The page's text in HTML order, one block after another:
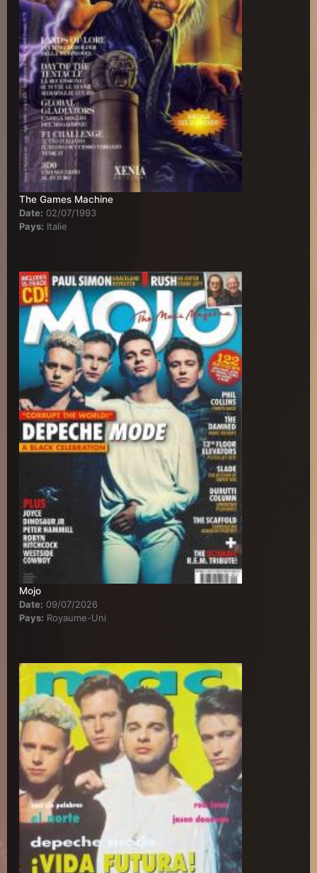
The Games Machine
Date: 02/07/1993
Pays: Italie
Mojo
Date: 09/07/2026
Pays: Royaume-Uni